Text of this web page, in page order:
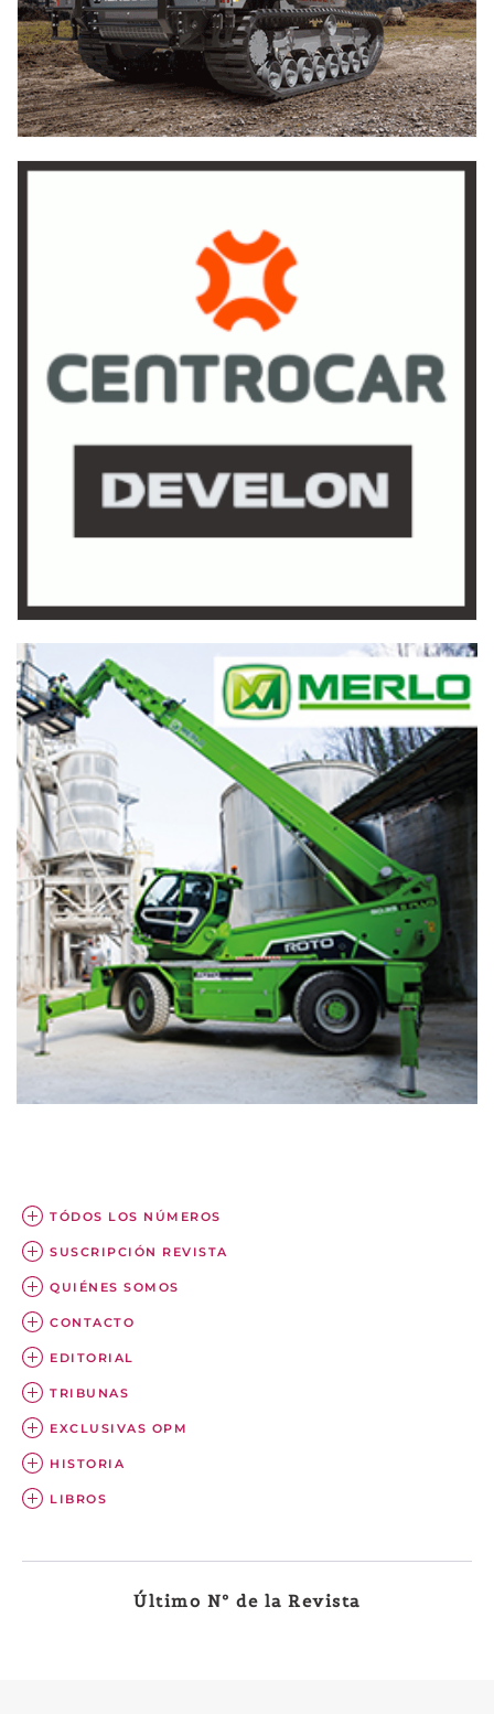
TÓDOS LOS NÚMEROS
SUSCRIPCIÓN REVISTA
QUIÉNES SOMOS
CONTACTO
EDITORIAL
TRIBUNAS
EXCLUSIVAS OPM
HISTORIA
LIBROS
Último Nº de la Revista